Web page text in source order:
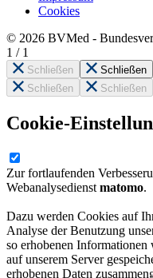
Cookies
© 2026 BVMed -
1 / 1
Schließen
Schließen
Schließen
Schließen
Cookie-
Zur fortlaufenden
Webanalysedienst matomo.
Dazu werden Cookies auf
Analyse der Benutzung
so erhobenen Informationen
auf unserem Server
erhobenen Daten